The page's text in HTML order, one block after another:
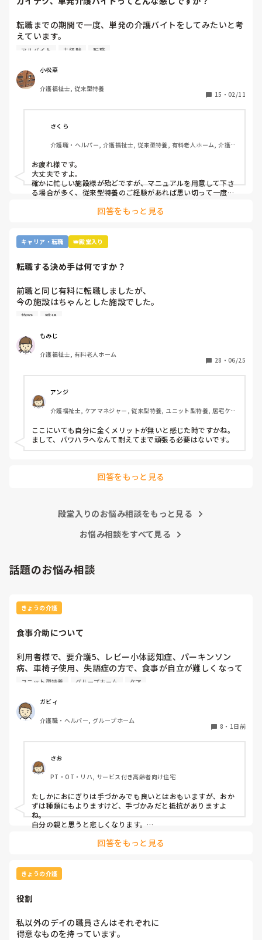
転職までの期間で一度、単発の介護バイトをしてみたいと考
えています。
ですが単発バイトを求めてるってことはそれなりに忙しい施
かなか踏み出せずにいます。
もし経験ある方いらっしゃいましたら、どんな感じだったか
アルバイト 未経験 転職
小松菜
介護福祉士, 従来型特養
15 ・ 02/11
さくら
介護職・ヘルパー, 介護福祉士, 従来型特養, 有料老人ホーム, 介護老
実務者研修, ユニット型特養, 障害者支援施設
お疲れ様です。
大丈夫ですよ。
確かに忙しい施設様が殆どですが、マニュアルを用意して下さ
る場合が多く、従来型特養のご経験があれば思い切って一度働
施設様のレビューが書かれているので、参考になさると良いか
回答をもっと見る
キャリア・転職 👑殿堂入り
転職する決め手は何ですか？
前職と同じ有料に転職しましたが、
今の施設はちゃんとした施設でした。
いつもご機嫌を伺うみたいなとこが
あり、機嫌が悪いと理不尽に叱られる
みたいなとこがあり凹んだりしてました。
6月入社して最初は違い過ぎる事ばかりで
戸惑い、仕事を覚えるのが大変でしたが、
介護の仕事だけに集中出来る今の職場は
有難いなと感謝しています。
皆さんの転職する決め手は何ですか？
施設 職場
もみじ
介護福祉士, 有料老人ホーム
28 ・ 06/25
アンジ
介護福祉士, ケアマネジャー, 従来型特養, ユニット型特養, 居宅ケア
ここにいても自分に全くメリットが無いと感じた時ですかね。
まして、パワハラへなんて耐えてまで頑張る必要はないです。
回答をもっと見る
殿堂入りのお悩み相談をもっと見る
お悩み相談をすべて見る
話題のお悩み相談
きょうの介護
食事介助について
利用者様で、要介護5、レビー小体認知症、パーキンソン
病、車椅子使用、失語症の方で、食事が自立が難しくなって
来ました。ご飯を、おにぎりにして、ご自分で手づかみで食
す。食べられる時とスプーンを使っても難しい時がありま
す。おかずも、おにぎり同様、手づかみでたべてもらってる
時があるのですが、難しい時は、職員が介助しています。ご
かずの手づかみは、どうかなと思うのですが、皆さんはどう
思われますか？私は、自分の母親が手づかみで食べてるのを
見たら、悲しくなります…職員さん、介助して下さいと思っ
てしまいます…
ユニット型特養 グループホーム ケア
ガビィ
介護職・ヘルパー, グループホーム
8 ・ 1日前
さお
PT・OT・リハ, サービス付き高齢者向け住宅
たしかにおにぎりは手づかみでも良いとはおもいますが、おか
ずは種類にもよりますけど、手づかみだと抵抗がありますよ
ね。
自分の親と思うと悲しくなります。
どうなんでしょうか？とろみつけてたりするのを手づかみは抵
回答をもっと見る
きょうの介護
役割
私以外のデイの職員さんはそれぞれに
得意なものを持っています。